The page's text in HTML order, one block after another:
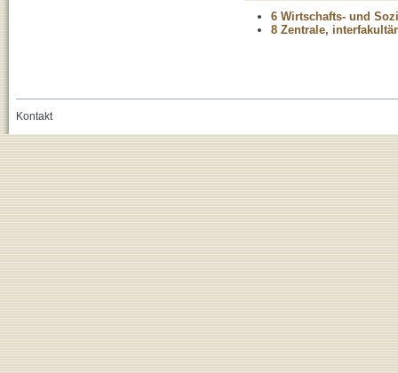
6 Wirtschafts- und
8 Zentrale,
Kontakt